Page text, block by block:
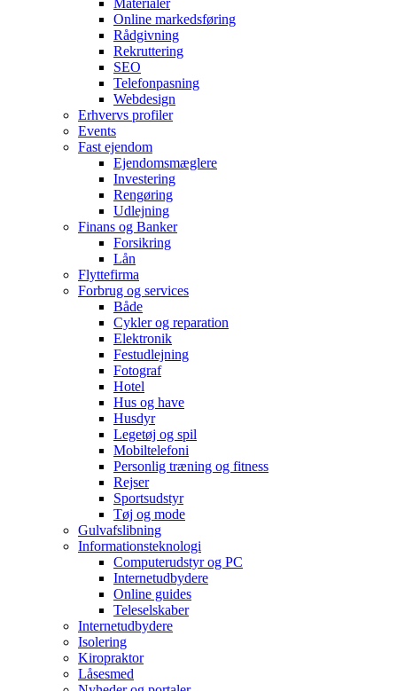
Materialer
Online markedsføring
Rådgivning
Rekruttering
SEO
Telefonpasning
Webdesign
Erhvervs profiler
Events
Fast ejendom
Ejendomsmæglere
Investering
Rengøring
Udlejning
Finans og Banker
Forsikring
Lån
Flyttefirma
Forbrug og services
Både
Cykler og reparation
Elektronik
Festudlejning
Fotograf
Hotel
Hus og have
Husdyr
Legetøj og spil
Mobiltelefoni
Personlig træning og fitness
Rejser
Sportsudstyr
Tøj og mode
Gulvafslibning
Informationsteknologi
Computerudstyr og PC
Internetudbydere
Online guides
Teleselskaber
Internetudbydere
Isolering
Kiropraktor
Låsesmed